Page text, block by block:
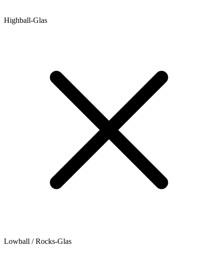
Highball-Glas
Lowball / Rocks-Glas